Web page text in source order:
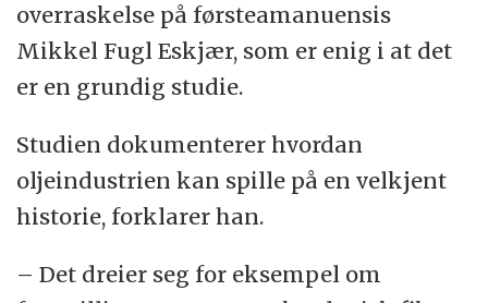
overraskelse på førsteamanuensis
Mikkel Fugl Eskjær, som er enig i at det
er en grundig studie.
Studien dokumenterer hvordan
oljeindustrien kan spille på en velkjent
historie, forklarer han.
– Det dreier seg for eksempel om